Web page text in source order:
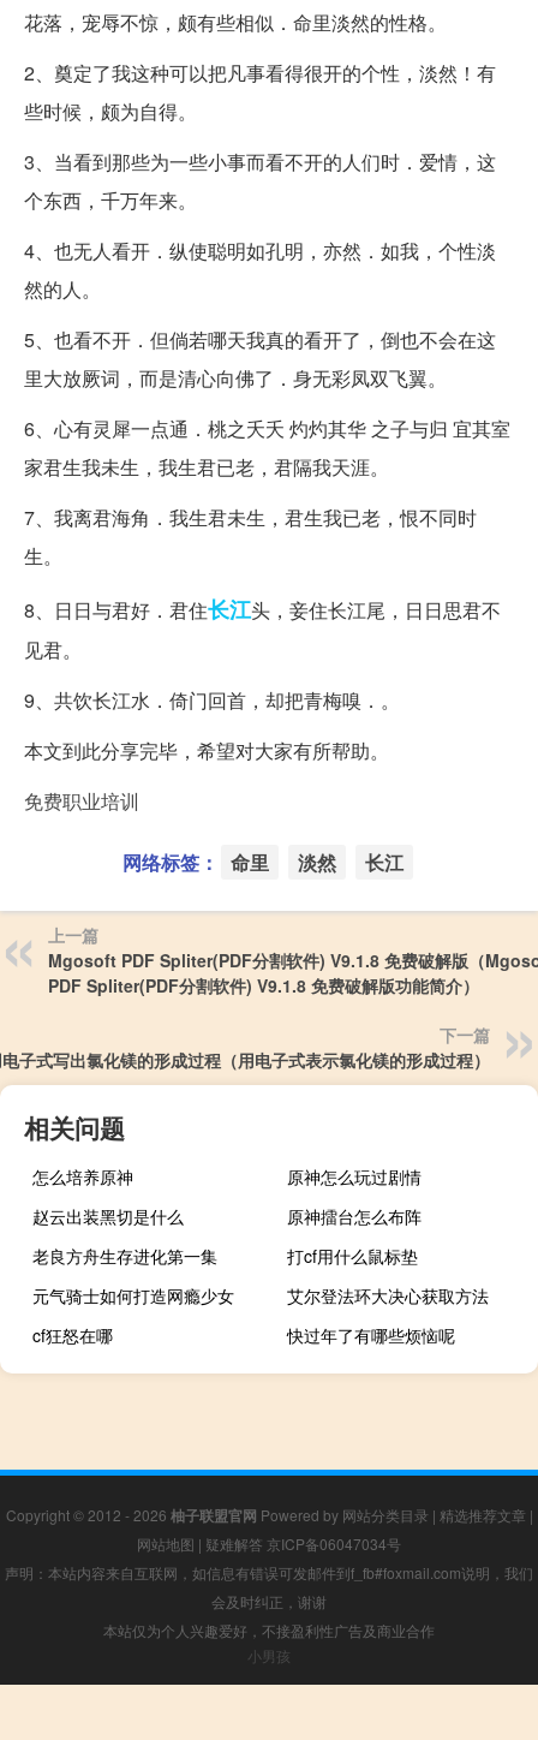
花落，宠辱不惊，颇有些相似．命里淡然的性格。
2、奠定了我这种可以把凡事看得很开的个性，淡然！有
些时候，颇为自得。
3、当看到那些为一些小事而看不开的人们时．爱情，这
个东西，千万年来。
4、也无人看开．纵使聪明如孔明，亦然．如我，个性淡
然的人。
5、也看不开．但倘若哪天我真的看开了，倒也不会在这
里大放厥词，而是清心向佛了．身无彩凤双飞翼。
6、心有灵犀一点通．桃之夭夭 灼灼其华 之子与归 宜其室
家君生我未生，我生君已老，君隔我天涯。
7、我离君海角．我生君未生，君生我已老，恨不同时
生。
8、日日与君好．君住长江头，妾住长江尾，日日思君不
见君。
9、共饮长江水．倚门回首，却把青梅嗅．。
本文到此分享完毕，希望对大家有所帮助。
免费职业培训
网络标签： 命里 淡然 长江
上一篇
Mgosoft PDF Spliter(PDF分割软件) V9.1.8 免费破解版（
PDF Spliter(PDF分割软件) V9.1.8 免费破解版功能简介）
下一篇
子式写出氯化镁的形成过程（用电子式表示氯化镁的形成过程）
相关问题
怎么培养原神
原神怎么玩过剧情
赵云出装黑切是什么
原神擂台怎么布阵
老良方舟生存进化第一集
打cf用什么鼠标垫
元气骑士如何打造网瘾少女
艾尔登法环大决心获取方法
cf狂怒在哪
快过年了有哪些烦恼呢
Copyright © 2012 - 2026 柚子联盟官网 Powered by 网站分类目录 | 精选推荐文章 |
网站地图 | 疑难解答 京ICP备06047034号
声明：本站内容来自互联网，如信息有错误可发邮件到f_fb#foxmail.com说明，我们
会及时纠正，谢谢
本站仅为个人兴趣爱好，不接盈利性广告及商业合作
小男孩